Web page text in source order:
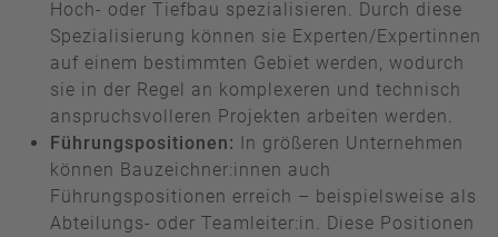
Hoch- oder Tiefbau spezialisieren. Durch diese
Spezialisierung können sie Experten/Expertinnen
auf einem bestimmten Gebiet werden, wodurch
sie in der Regel an komplexeren und technisch
anspruchsvolleren Projekten arbeiten werden.
Führungspositionen: In größeren Unternehmen
können Bauzeichner:innen auch
Führungspositionen erreich – beispielsweise als
Abteilungs- oder Teamleiter:in. Diese Positionen